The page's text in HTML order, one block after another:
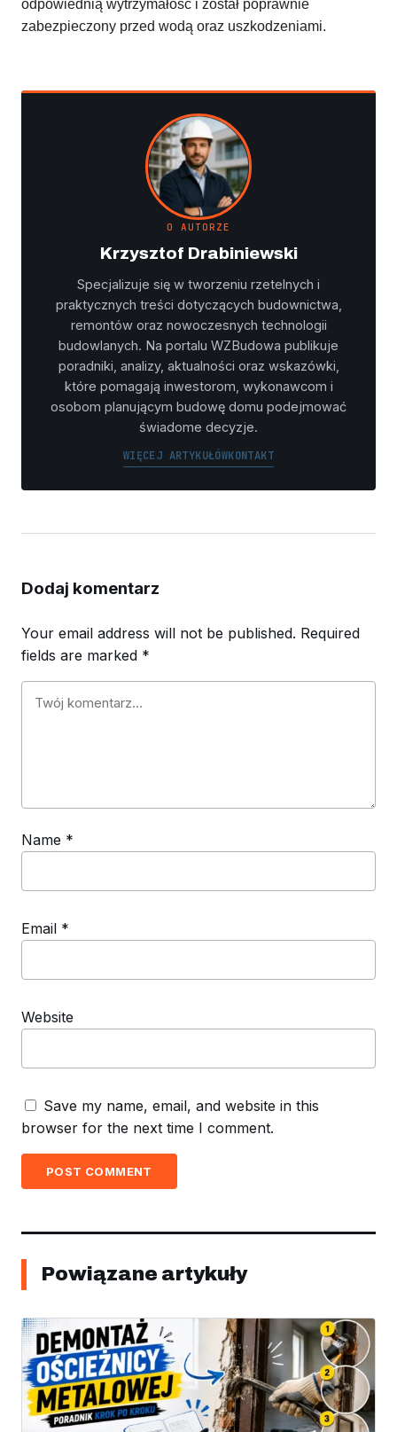
odpowiednią wytrzymałość i został poprawnie
zabezpieczony przed wodą oraz uszkodzeniami.
O AUTORZE
Krzysztof Drabiniewski
Specjalizuje się w tworzeniu rzetelnych i
praktycznych treści dotyczących budownictwa,
remontów oraz nowoczesnych technologii
budowlanych. Na portalu WZBudowa publikuje
poradniki, analizy, aktualności oraz wskazówki,
które pomagają inwestorom, wykonawcom i
osobom planującym budowę domu podejmować
świadome decyzje.
WIĘCEJ ARTYKUŁÓWKONTAKT
Dodaj komentarz
Your email address will not be published. Required
fields are marked *
Name *
Email *
Website
Save my name, email, and website in this
browser for the next time I comment.
POST COMMENT
Powiązane artykuły